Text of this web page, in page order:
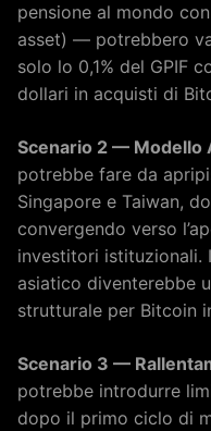
pensione al mondo
asset) — potrebbero
solo lo 0,1% del GPIF
dollari in acquisti di
Scenario 2 — Modello
potrebbe fare da
Singapore e Taiwan,
convergendo verso
investitori istituzionali.
asiatico diventerebbe
strutturale per Bitcoin
Scenario 3 —
potrebbe introdurre
dopo il primo ciclo di